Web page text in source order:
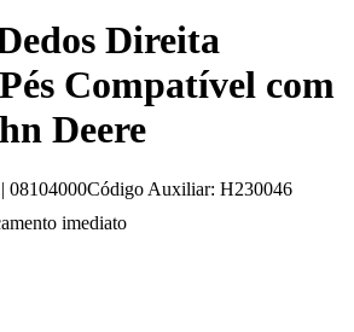
Direita
Compatível com
Deere
08104000Código Auxiliar: H230046
imediato